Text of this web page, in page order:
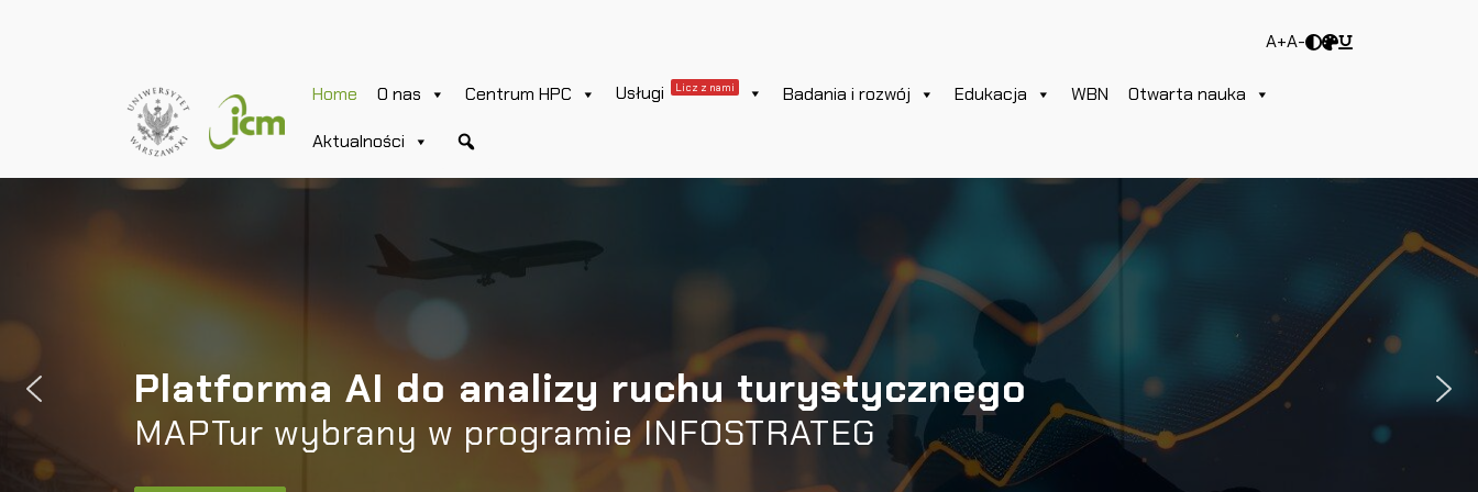
A+A-
Home O nas Centrum HPC Usługi Licz z nami Badania i rozwój Edukacja WBN Otwarta nauka
Aktualności
Platforma AI do analizy ruchu turystycznego
MAPTur wybrany w programie INFOSTRATEG